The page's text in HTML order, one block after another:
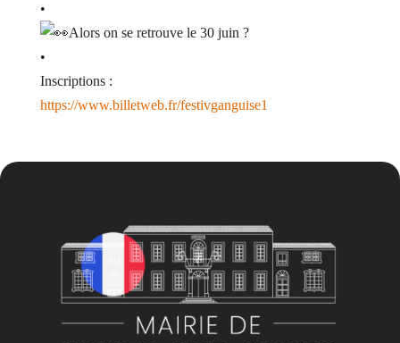
•
Alors on se retrouve le 30 juin ?
•
Inscriptions :
https://www.billetweb.fr/festivganguise1